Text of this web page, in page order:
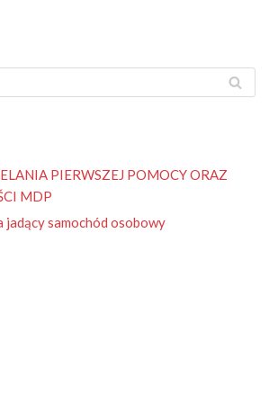
PIERWSZEJ POMOCY ORAZ
MDP
jadący samochód osobowy